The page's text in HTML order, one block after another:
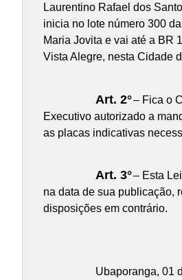
Laurentino Rafael dos
inicia no lote número 300
Maria Jovita e vai até a BR
Vista Alegre, nesta Cidade
Art. 2°– Fica o
Executivo autorizado a
as placas indicativas
Art. 3°– Esta
na data de sua publicação,
disposições em contrário.
Ubaporanga, 01